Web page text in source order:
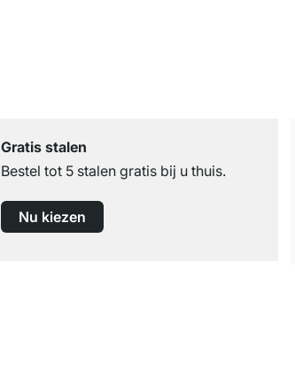
Gratis stalen
Bestel tot 5 stalen gratis bij u thuis.
Nu kiezen